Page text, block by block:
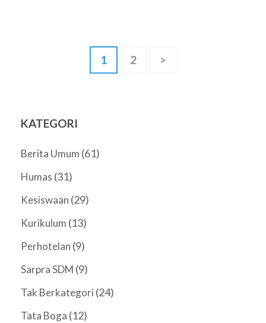
Halaman
1 Halaman
2 >
KATEGORI
Berita Umum (61)
Humas (31)
Kesiswaan (29)
Kurikulum (13)
Perhotelan (9)
Sarpra SDM (9)
Tak Berkategori (24)
Tata Boga (12)